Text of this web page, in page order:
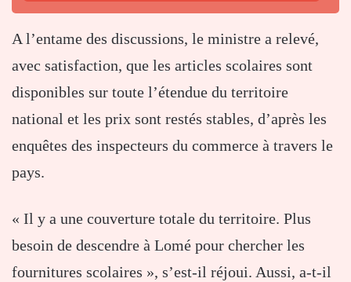
A l’entame des discussions, le ministre a relevé,
avec satisfaction, que les articles scolaires sont
disponibles sur toute l’étendue du territoire
national et les prix sont restés stables, d’après les
enquêtes des inspecteurs du commerce à travers le
pays.
« Il y a une couverture totale du territoire. Plus
besoin de descendre à Lomé pour chercher les
fournitures scolaires », s’est-il réjoui. Aussi, a-t-il